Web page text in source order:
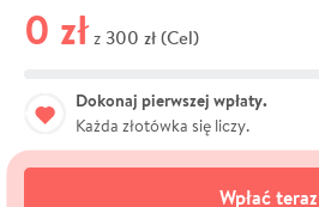
0 zł z 300 zł (Cel)
Dokonaj pierwszej wpłaty.
Każda złotówka się liczy.
Wpłać teraz